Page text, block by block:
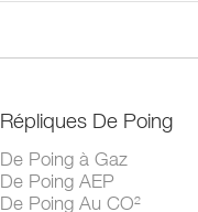
Répliques De Poing
De Poing à Gaz
De Poing AEP
De Poing Au CO²